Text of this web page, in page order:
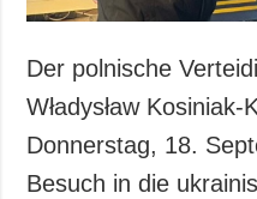
Der polnische
Władysław
Donnerstag, 18.
Besuch in die